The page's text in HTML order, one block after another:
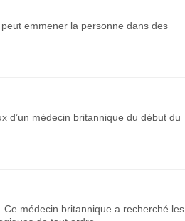
emmener la personne dans des
d’un médecin britannique du début du
médecin britannique a recherché les